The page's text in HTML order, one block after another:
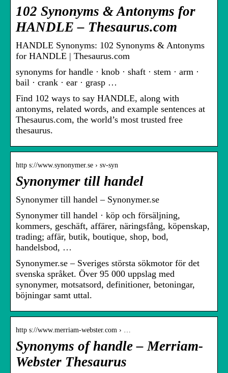
102 Synonyms & Antonyms for
HANDLE – Thesaurus.com
HANDLE Synonyms: 102 Synonyms & Antonyms
for HANDLE | Thesaurus.com
synonyms for handle · knob · shaft · stem · arm ·
bail · crank · ear · grasp …
Find 102 ways to say HANDLE, along with
antonyms, related words, and example sentences at
Thesaurus.com, the world’s most trusted free
thesaurus.
http s://www.synonymer.se › sv-syn
Synonymer till handel
Synonymer till handel – Synonymer.se
Synonymer till handel · köp och försäljning,
kommers, geschäft, affärer, näringsfång, köpenskap,
trading; affär, butik, boutique, shop, bod,
handelsbod, …
Synonymer.se – Sveriges största sökmotor för det
svenska språket. Över 95 000 uppslag med
synonymer, motsatsord, definitioner, betoningar,
böjningar samt uttal.
http s://www.merriam-webster.com › …
Synonyms of handle – Merriam-
Webster Thesaurus